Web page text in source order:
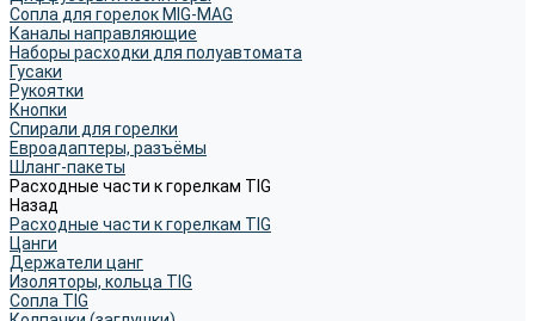
Сопла для горелок MIG-MAG
Каналы направляющие
Наборы расходки для полуавтомата
Гусаки
Рукоятки
Кнопки
Спирали для горелки
Евроадаптеры, разъёмы
Шланг-пакеты
Расходные части к горелкам TIG
Назад
Расходные части к горелкам TIG
Цанги
Держатели цанг
Изоляторы, кольца TIG
Сопла TIG